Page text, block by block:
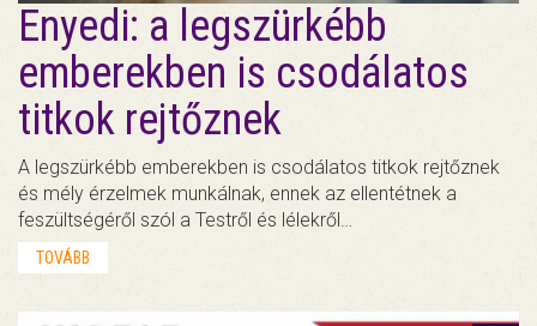
Enyedi: a legszürkébb
emberekben is csodálatos
titkok rejtőznek
A legszürkébb emberekben is csodálatos titkok rejtőznek
és mély érzelmek munkálnak, ennek az ellentétnek a
feszültségéről szól a Testről és lélekről…
TOVÁBB